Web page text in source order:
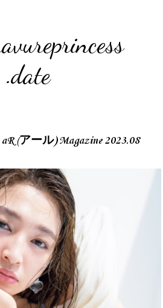
.date
(アール) Magazine 2023.08